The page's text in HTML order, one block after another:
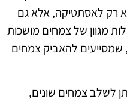
לא רק לאסתטיקה, אלא גם
מגוון של צמחים מושכות
שמסייעים להאביק צמחים
לשלב צמחים שונים,